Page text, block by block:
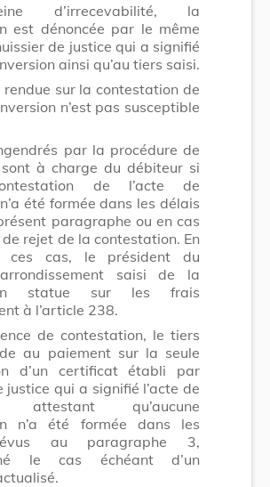
d’irrecevabilité, la
est dénoncée par le même
de justice qui a signifié
ainsi qu’au tiers saisi.
rendue sur la contestation de
n’est pas susceptible
par la procédure de
sont à charge du débiteur si
de l’acte de
été formée dans les délais
paragraphe ou en cas
rejet de la contestation. En
ces cas, le président du
saisi de la
statue sur les frais
à l’article 238.
de contestation, le tiers
au paiement sur la seule
d’un certificat établi par
justice qui a signifié l’acte de
attestant qu’aucune
n’a été formée dans les
au paragraphe 3,
le cas échéant d’un